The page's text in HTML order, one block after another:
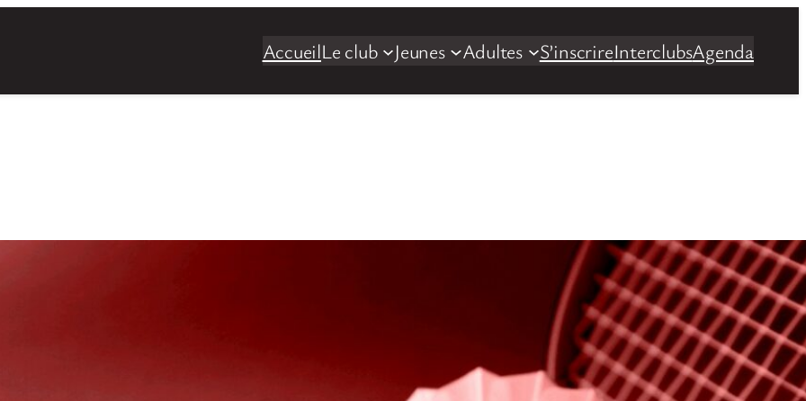
AccueilLe club Jeunes Adultes S’inscrireInterclubsAgenda